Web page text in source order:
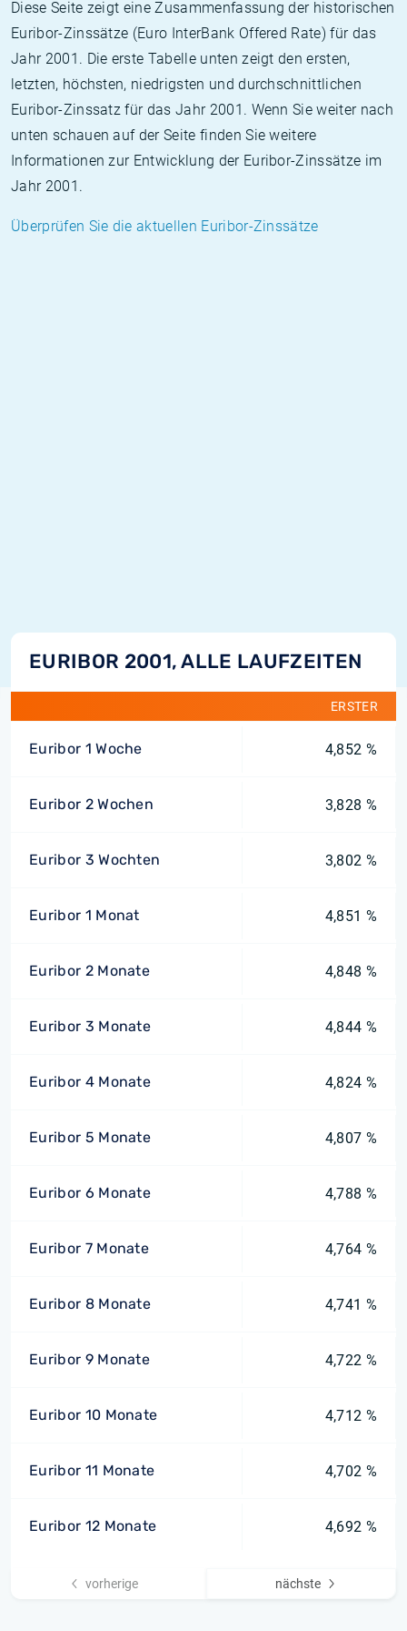
Diese Seite zeigt eine Zusammenfassung der historischen
Euribor-Zinssätze (Euro InterBank Offered Rate) für das
Jahr 2001. Die erste Tabelle unten zeigt den ersten,
letzten, höchsten, niedrigsten und durchschnittlichen
Euribor-Zinssatz für das Jahr 2001. Wenn Sie weiter nach
unten schauen auf der Seite finden Sie weitere
Informationen zur Entwicklung der Euribor-Zinssätze im
Jahr 2001.
Überprüfen Sie die aktuellen Euribor-Zinssätze
EURIBOR 2001, ALLE LAUFZEITEN
ERSTER
Euribor 1 Woche 4,852 %
Euribor 2 Wochen 3,828 %
Euribor 3 Wochten 3,802 %
Euribor 1 Monat 4,851 %
Euribor 2 Monate 4,848 %
Euribor 3 Monate 4,844 %
Euribor 4 Monate 4,824 %
Euribor 5 Monate 4,807 %
Euribor 6 Monate 4,788 %
Euribor 7 Monate 4,764 %
Euribor 8 Monate 4,741 %
Euribor 9 Monate 4,722 %
Euribor 10 Monate 4,712 %
Euribor 11 Monate 4,702 %
Euribor 12 Monate 4,692 %
vorherige nächste